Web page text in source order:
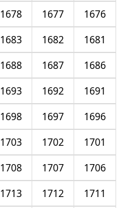
1676
1677
1678
1681
1682
1683
1686
1687
1688
1691
1692
1693
1696
1697
1698
1701
1702
1703
1706
1707
1708
1711
1712
1713